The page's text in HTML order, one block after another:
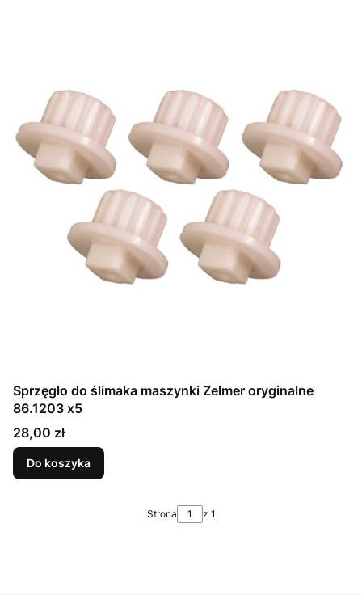
Sprzęgło do ślimaka maszynki Zelmer oryginalne
86.1203 x5
Cena
28,00 zł
Do koszyka
Strona z 1